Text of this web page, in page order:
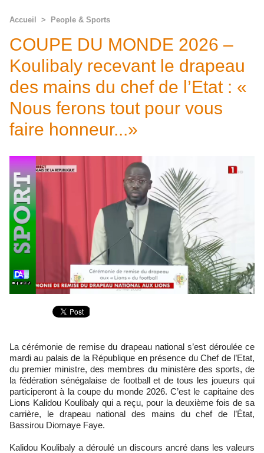
Accueil > People & Sports
COUPE DU MONDE 2026 –
Koulibaly recevant le drapeau
des mains du chef de l’Etat : «
Nous ferons tout pour vous
faire honneur...»
La cérémonie de remise du drapeau national s’est déroulée ce
mardi au palais de la République en présence du Chef de l’Etat,
du premier ministre, des membres du ministère des sports, de
la fédération sénégalaise de football et de tous les joueurs qui
participeront à la coupe du monde 2026. C’est le capitaine des
Lions Kalidou Koulibaly qui a reçu, pour la deuxième fois de sa
carrière, le drapeau national des mains du chef de l’État,
Bassirou Diomaye Faye.
Kalidou Koulibaly a déroulé un discours ancré dans les valeurs